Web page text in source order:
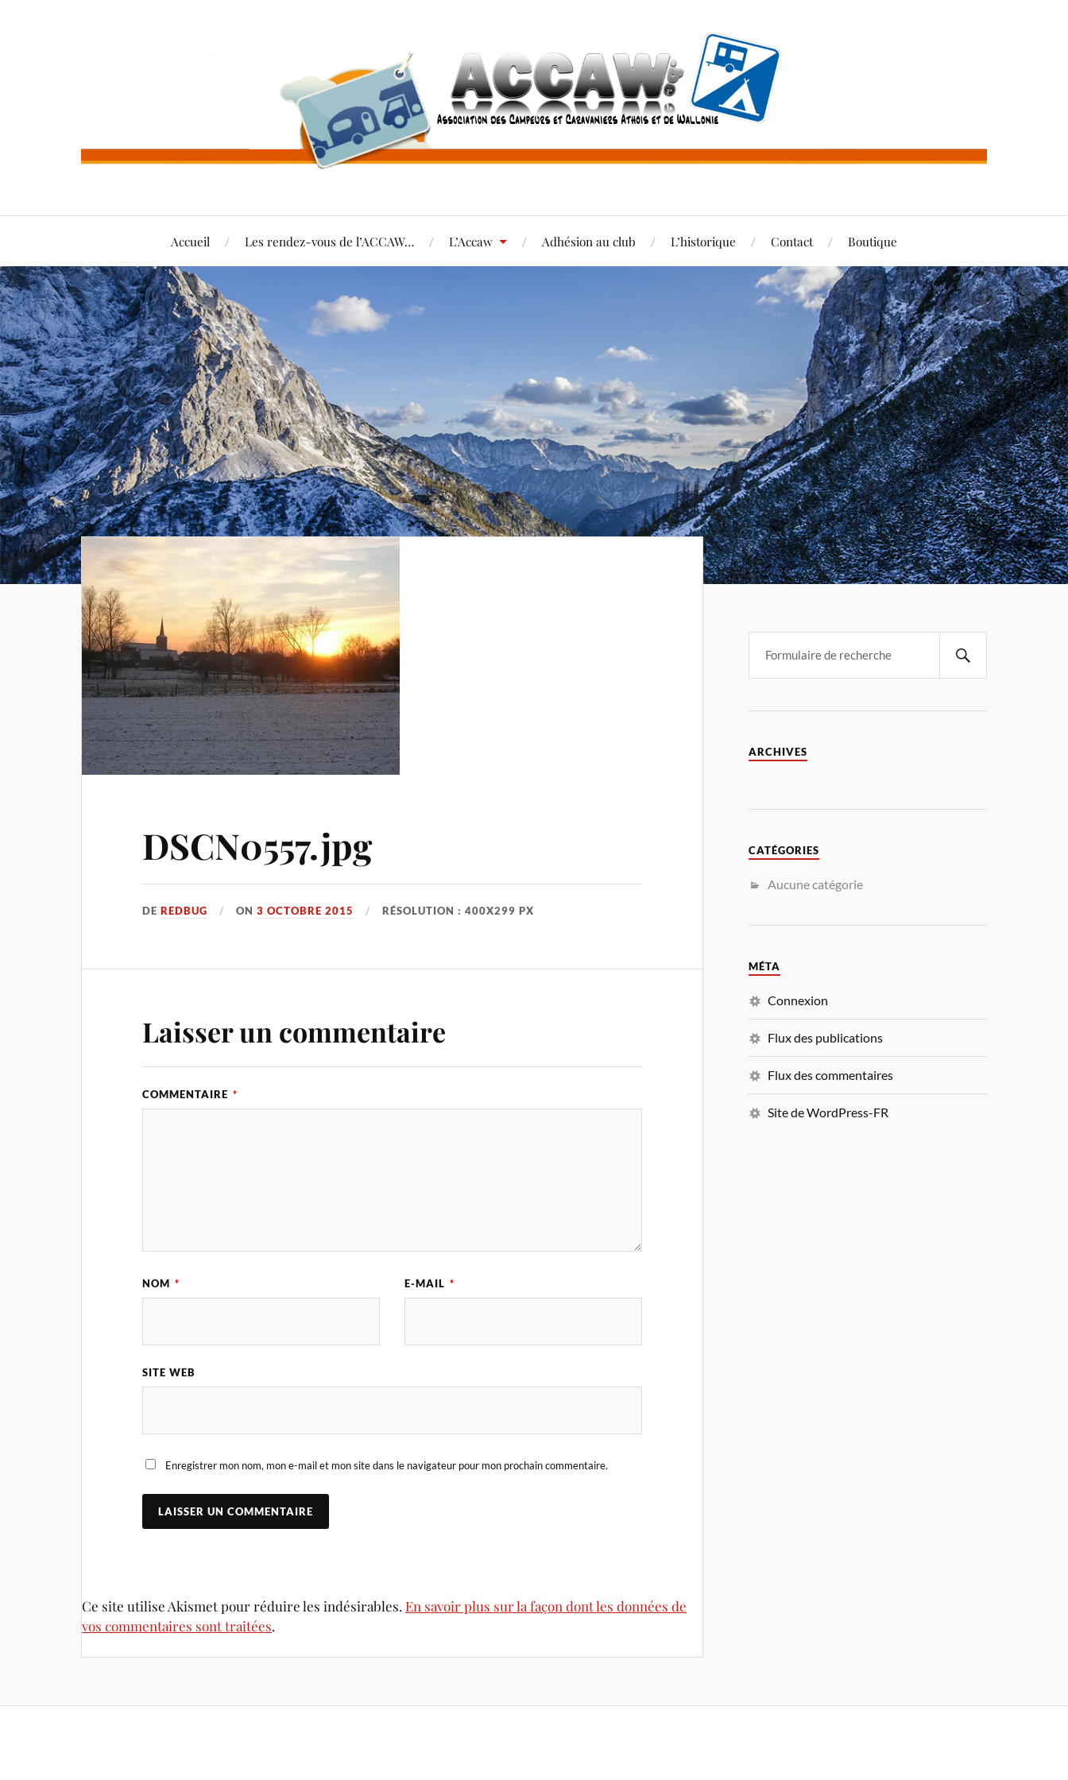
Accueil Les rendez-vous de l’ACCAW… L’Accaw Adhésion au club L’historique Contact Boutique
DSCN0557.jpg
DEREDBUG ON3 OCTOBRE 2015 RÉSOLUTION : 400X299 PX
Laisser un commentaire
COMMENTAIRE *
NOM * E-MAIL *
SITE WEB
Enregistrer mon nom, mon e-mail et mon site dans le navigateur pour mon prochain commentaire.
Ce site utilise Akismet pour réduire les indésirables. En savoir plus sur la façon dont les données de
vos commentaires sont traitées.
ARCHIVES
CATÉGORIES
Aucune catégorie
MÉTA
Connexion
Flux des publications
Flux des commentaires
Site de WordPress-FR